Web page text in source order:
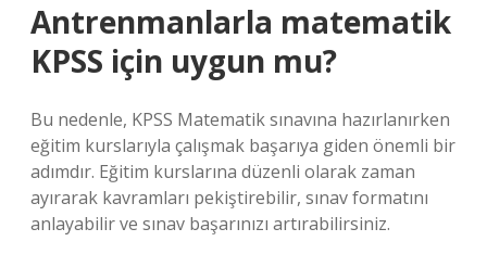
Antrenmanlarla matematik
KPSS için uygun mu?
Bu nedenle, KPSS Matematik sınavına hazırlanırken
eğitim kurslarıyla çalışmak başarıya giden önemli bir
adımdır. Eğitim kurslarına düzenli olarak zaman
ayırarak kavramları pekiştirebilir, sınav formatını
anlayabilir ve sınav başarınızı artırabilirsiniz.